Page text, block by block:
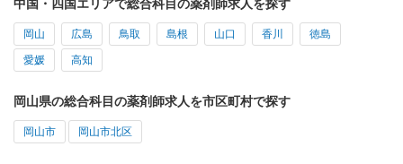
中国・四国エリアで総合科目の薬剤師求人を探す
岡山 広島 鳥取 島根 山口 香川 徳島
愛媛 高知
岡山県の総合科目の薬剤師求人を市区町村で探す
岡山市 岡山市北区